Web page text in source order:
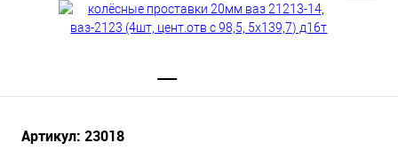
Артикул: 23018